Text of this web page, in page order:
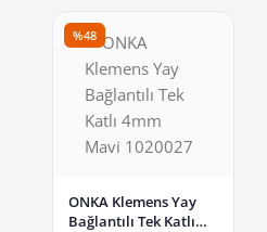
%48
ONKA Klemens Yay
Bağlantılı Tek Katlı